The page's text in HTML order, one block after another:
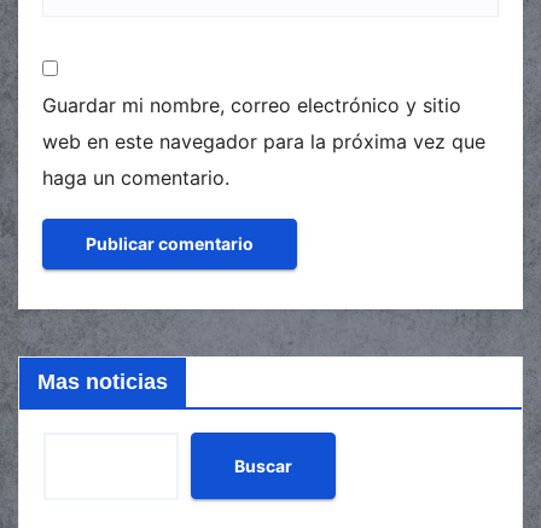
Guardar mi nombre, correo electrónico y sitio
web en este navegador para la próxima vez que
haga un comentario.
Mas noticias
Buscar